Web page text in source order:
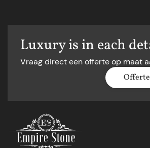
Luxury is in each
Vraag direct een offerte op maat